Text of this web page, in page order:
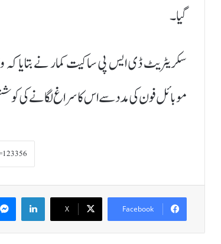
گیا۔
سکریٹریٹ ڈی ایس پی ساکیت کمار نے بتایا کہ
موبائل فون کی مدد سے اس کا سراغ لگانے کی
Facebook
X
LinkedIn